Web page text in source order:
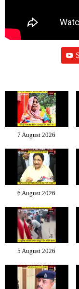
7 August 2026
6 August 2026
5 August 2026